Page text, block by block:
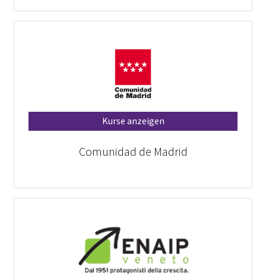
Kurse anzeigen
Comunidad de Madrid